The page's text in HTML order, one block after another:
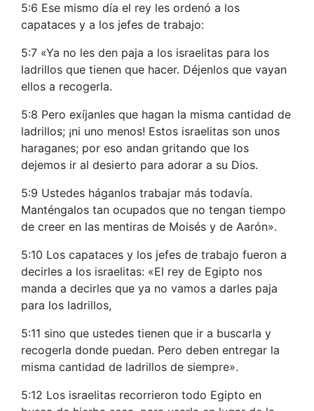
5:6 Ese mismo día el rey les ordenó a los
capataces y a los jefes de trabajo:
5:7 «Ya no les den paja a los israelitas para los
ladrillos que tienen que hacer. Déjenlos que vayan
ellos a recogerla.
5:8 Pero exíjanles que hagan la misma cantidad de
ladrillos; ¡ni uno menos! Estos israelitas son unos
haraganes; por eso andan gritando que los
dejemos ir al desierto para adorar a su Dios.
5:9 Ustedes háganlos trabajar más todavía.
Manténgalos tan ocupados que no tengan tiempo
de creer en las mentiras de Moisés y de Aarón».
5:10 Los capataces y los jefes de trabajo fueron a
decirles a los israelitas: «El rey de Egipto nos
manda a decirles que ya no vamos a darles paja
para los ladrillos,
5:11 sino que ustedes tienen que ir a buscarla y
recogerla donde puedan. Pero deben entregar la
misma cantidad de ladrillos de siempre».
5:12 Los israelitas recorrieron todo Egipto en